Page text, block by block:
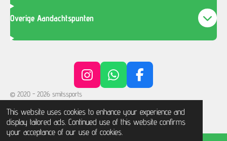
This website uses cookies to enhance your experience and
display tailored ads. Continued use of this website confirms
your acceptance of our use of cookies.
Overige Aandachtspunten
I
n
s
t
a
W
h
a
t
s
F
a
c
e
b
© 2020 - 2026 smitssports
Powered by JouwWeb